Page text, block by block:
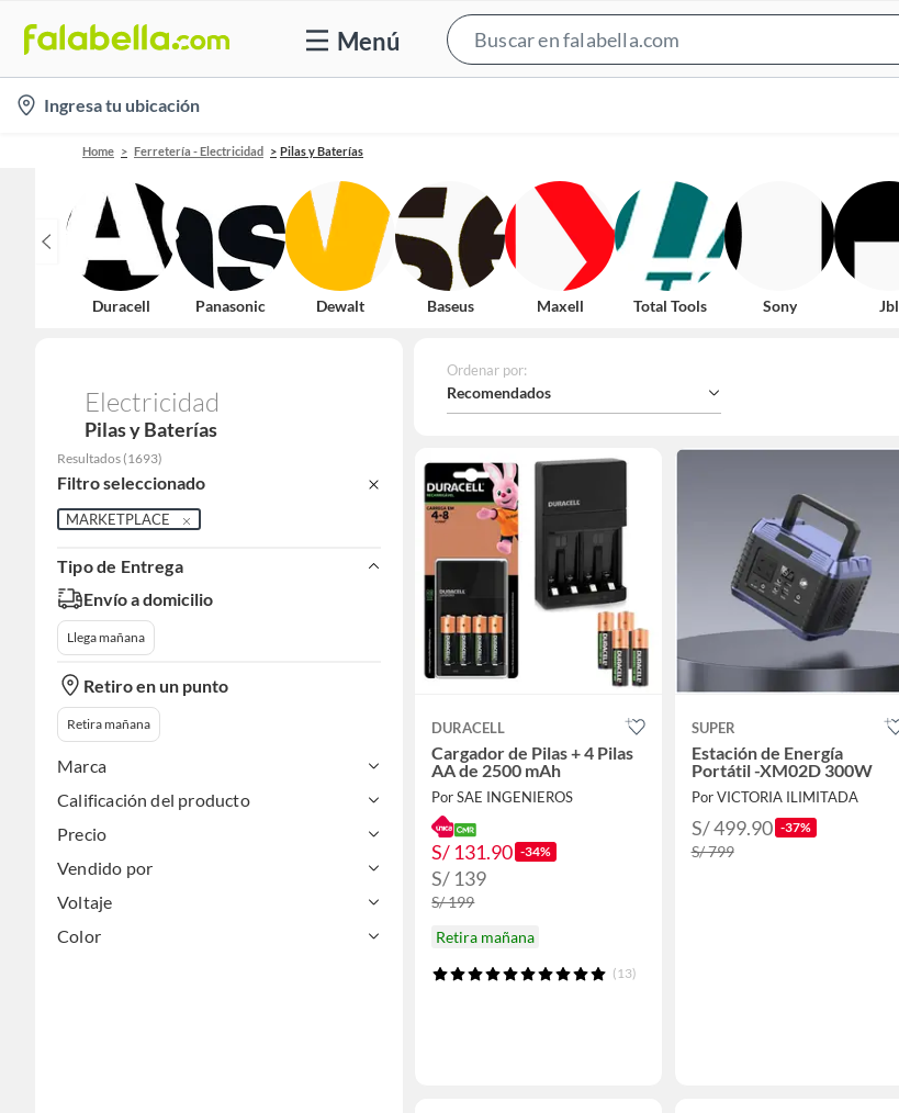
Menú
Bar
location-
icon
Ingresa tu ubicación
Home Ferretería - Electricidad Pilas y Baterías
Duracell Panasonic Dewalt Baseus Maxell Total Tools Sony Jbl
Electricidad
Pilas y Baterías
Resultados (1693)
Filtro seleccionado
MARKETPLACE
Tipo de Entrega
Envío a domicilio
Llega mañana
Retiro en un punto
Retira mañana
Marca
Calificación del producto
Precio
Vendido por
Voltaje
Color
Ordenar por:
Recomendados
DURACELL
Cargador de Pilas + 4 Pilas
AA de 2500 mAh
Por SAE INGENIEROS
S/ 131.90 -34%
S/ 139
S/ 199
Retira mañana
(13)
SUPER
Estación de Energía
Portátil -XM02D 300W
Por VICTORIA ILIMITADA
S/ 499.90 -37%
S/ 799